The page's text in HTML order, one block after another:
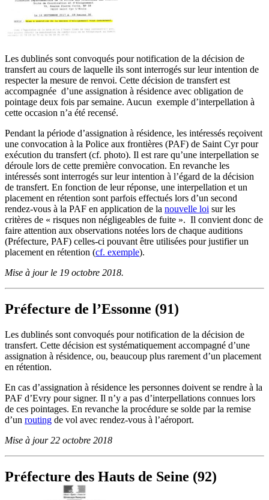
Les dublinés sont convoqués pour notification de la décision de
transfert au cours de laquelle ils sont interrogés sur leur intention de
respecter la mesure de renvoi. Cette décision de transfert est
accompagnée d’une assignation à résidence avec obligation de
pointage deux fois par semaine. Aucun exemple d’interpellation à
cette occasion n’a été recensé.
Pendant la période d’assignation à résidence, les intéressés reçoivent
une convocation à la Police aux frontières (PAF) de Saint Cyr pour
exécution du transfert (cf. photo). Il est rare qu’une interpellation se
déroule lors de cette première convocation. En revanche les
intéressés sont interrogés sur leur intention à l’égard de la décision
de transfert. En fonction de leur réponse, une interpellation et un
placement en rétention sont parfois effectués lors d’un second
rendez-vous à la PAF en application de la nouvelle loi sur les
critères de « risques non négligeables de fuite ». Il convient donc de
faire attention aux observations notées lors de chaque auditions
(Préfecture, PAF) celles-ci pouvant être utilisées pour justifier un
placement en rétention (cf. exemple).
Mise à jour le 19 octobre 2018.
Préfecture de l’Essonne (91)
Les dublinés sont convoqués pour notification de la décision de
transfert. Cette décision est systématiquement accompagné d’une
assignation à résidence, ou, beaucoup plus rarement d’un placement
en rétention.
En cas d’assignation à résidence les personnes doivent se rendre à la
PAF d’Evry pour signer. Il n’y a pas d’interpellations connues lors
de ces pointages. En revanche la procédure se solde par la remise
d’un routing de vol avec rendez-vous à l’aéroport.
Mise à jour 22 octobre 2018
Préfecture des Hauts de Seine (92)